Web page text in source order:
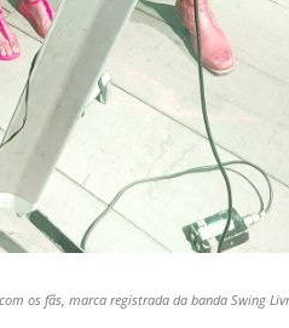
os fãs, marca registrada da banda Swing